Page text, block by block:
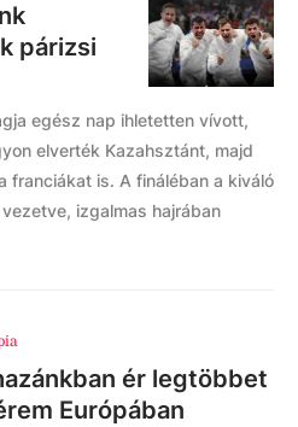
párizsi
egész nap ihletetten vívott,
elverték Kazahsztánt, majd
franciákat is. A fináléban a kiváló
izgalmas hajrában
ér legtöbbet
Európában